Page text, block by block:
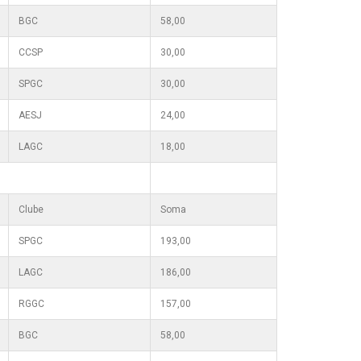
BGC 58,00
CCSP 30,00
SPGC 30,00
AESJ 24,00
LAGC 18,00
Clube Soma
SPGC 193,00
LAGC 186,00
RGGC 157,00
BGC 58,00